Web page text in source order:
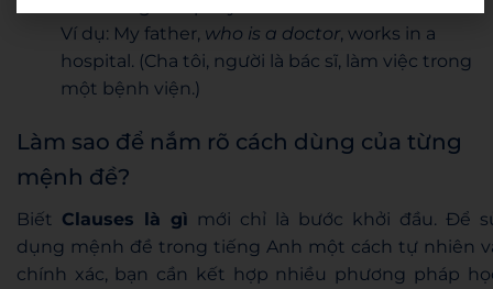
Ví dụ: My father, who is a doctor, works in a
hospital. (Cha tôi, người là bác sĩ, làm việc trong
một bệnh viện.)
Làm sao để nắm rõ cách dùng của từng
mệnh đề?
Biết Clauses là gì mới chỉ là bước khởi đầu. Để
dụng mệnh đề trong tiếng Anh một cách tự nhiên
chính xác, bạn cần kết hợp nhiều phương pháp